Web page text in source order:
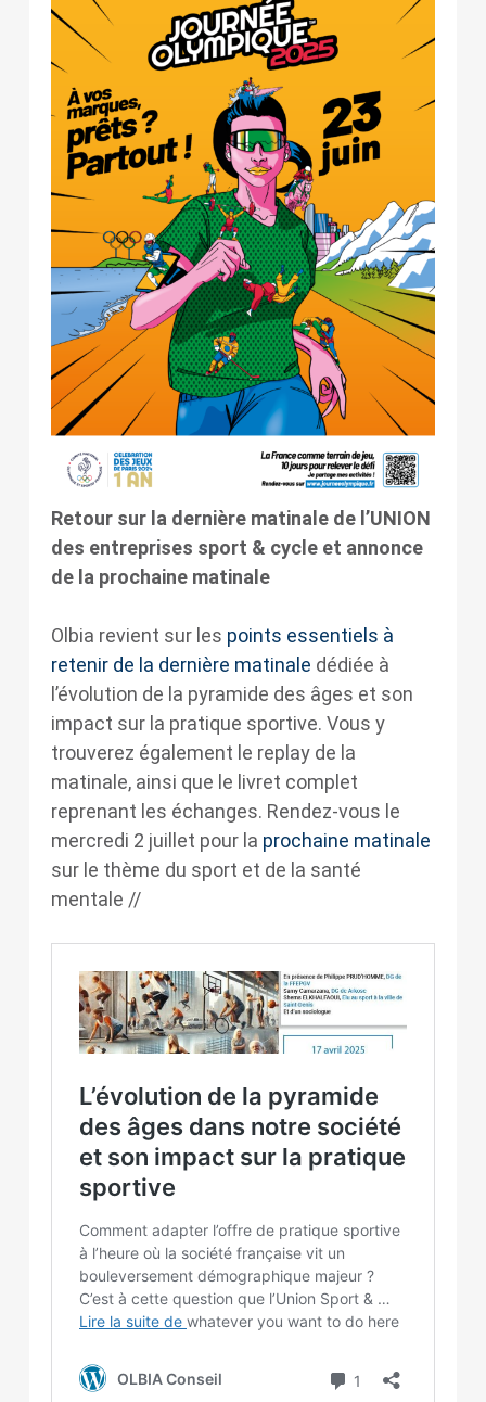
Retour sur la dernière matinale de l’UNION
des entreprises sport & cycle et annonce
de la prochaine matinale
Olbia revient sur les points essentiels à
retenir de la dernière matinale dédiée à
l’évolution de la pyramide des âges et son
impact sur la pratique sportive. Vous y
trouverez également le replay de la
matinale, ainsi que le livret complet
reprenant les échanges. Rendez-vous le
mercredi 2 juillet pour la prochaine matinale
sur le thème du sport et de la santé
mentale //